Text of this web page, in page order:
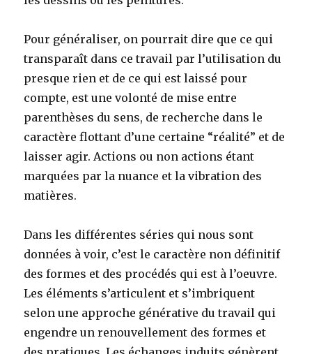
Pour généraliser, on pourrait dire que ce qui
transparaît dans ce travail par l’utilisation du
presque rien et de ce qui est laissé pour
compte, est une volonté de mise entre
parenthèses du sens, de recherche dans le
caractère flottant d’une certaine “réalité” et de
laisser agir. Actions ou non actions étant
marquées par la nuance et la vibration des
matières.
Dans les différentes séries qui nous sont
données à voir, c’est le caractère non définitif
des formes et des procédés qui est à l’oeuvre.
Les éléments s’articulent et s’imbriquent
selon une approche générative du travail qui
engendre un renouvellement des formes et